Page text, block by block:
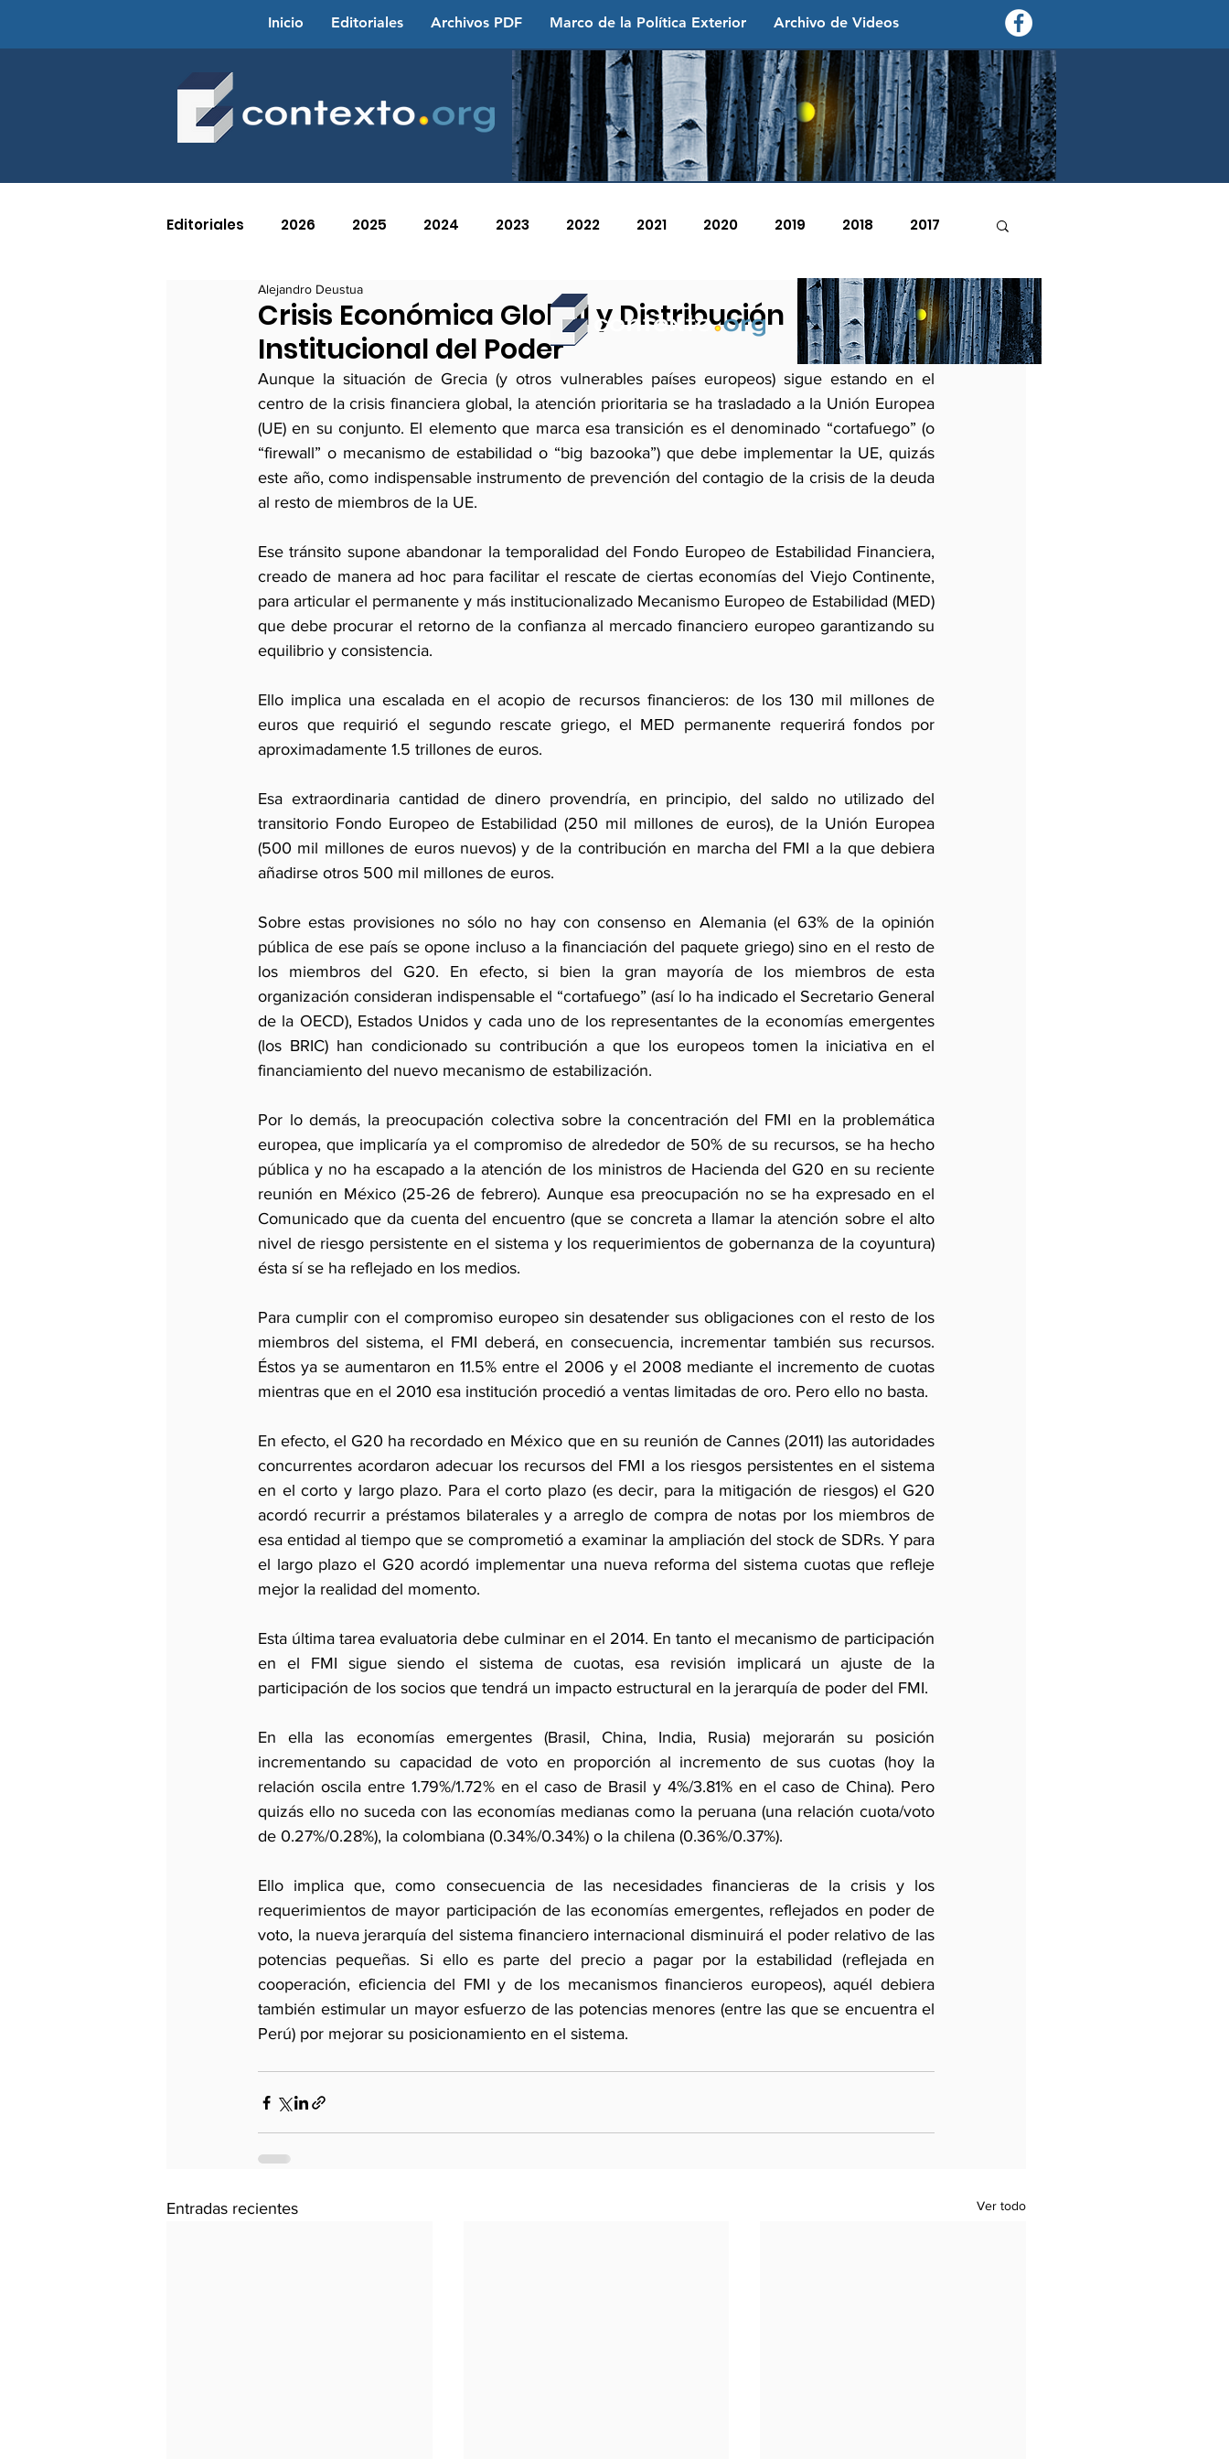
Inicio Editoriales Archivos PDF Marco de la Política Exterior Archivo de Videos
contexto - politica exterior
Editoriales 2026 2025 2024 2023 2022 2021 2020 2019 2018 2017
2015 2014 2013 2011 2008 2007 2006
2003
Crisis Económica Global y Distribución
Institucional del Poder
Alejandro Deustua
Aunque la situación de Grecia (y otros vulnerables países europeos) sigue estando en el
centro de la crisis financiera global, la atención prioritaria se ha trasladado a la Unión Europea
(UE) en su conjunto. El elemento que marca esa transición es el denominado “cortafuego” (o
“firewall” o mecanismo de estabilidad o “big bazooka”) que debe implementar la UE, quizás
este año, como indispensable instrumento de prevención del contagio de la crisis de la deuda
al resto de miembros de la UE.
Ese tránsito supone abandonar la temporalidad del Fondo Europeo de Estabilidad Financiera,
creado de manera ad hoc para facilitar el rescate de ciertas economías del Viejo Continente,
para articular el permanente y más institucionalizado Mecanismo Europeo de Estabilidad (MED)
que debe procurar el retorno de la confianza al mercado financiero europeo garantizando su
equilibrio y consistencia.
Ello implica una escalada en el acopio de recursos financieros: de los 130 mil millones de
euros que requirió el segundo rescate griego, el MED permanente requerirá fondos por
aproximadamente 1.5 trillones de euros.
Esa extraordinaria cantidad de dinero provendría, en principio, del saldo no utilizado del
transitorio Fondo Europeo de Estabilidad (250 mil millones de euros), de la Unión Europea
(500 mil millones de euros nuevos) y de la contribución en marcha del FMI a la que debiera
añadirse otros 500 mil millones de euros.
Sobre estas provisiones no sólo no hay con consenso en Alemania (el 63% de la opinión
pública de ese país se opone incluso a la financiación del paquete griego) sino en el resto de
los miembros del G20. En efecto, si bien la gran mayoría de los miembros de esta
organización consideran indispensable el “cortafuego” (así lo ha indicado el Secretario General
de la OECD), Estados Unidos y cada uno de los representantes de la economías emergentes
(los BRIC) han condicionado su contribución a que los europeos tomen la iniciativa en el
financiamiento del nuevo mecanismo de estabilización.
Por lo demás, la preocupación colectiva sobre la concentración del FMI en la problemática
europea, que implicaría ya el compromiso de alrededor de 50% de su recursos, se ha hecho
pública y no ha escapado a la atención de los ministros de Hacienda del G20 en su reciente
reunión en México (25-26 de febrero). Aunque esa preocupación no se ha expresado en el
Comunicado que da cuenta del encuentro (que se concreta a llamar la atención sobre el alto
nivel de riesgo persistente en el sistema y los requerimientos de gobernanza de la coyuntura)
ésta sí se ha reflejado en los medios.
Para cumplir con el compromiso europeo sin desatender sus obligaciones con el resto de los
miembros del sistema, el FMI deberá, en consecuencia, incrementar también sus recursos.
Éstos ya se aumentaron en 11.5% entre el 2006 y el 2008 mediante el incremento de cuotas
mientras que en el 2010 esa institución procedió a ventas limitadas de oro. Pero ello no basta.
En efecto, el G20 ha recordado en México que en su reunión de Cannes (2011) las autoridades
concurrentes acordaron adecuar los recursos del FMI a los riesgos persistentes en el sistema
en el corto y largo plazo. Para el corto plazo (es decir, para la mitigación de riesgos) el G20
acordó recurrir a préstamos bilaterales y a arreglo de compra de notas por los miembros de
esa entidad al tiempo que se comprometió a examinar la ampliación del stock de SDRs. Y para
el largo plazo el G20 acordó implementar una nueva reforma del sistema cuotas que refleje
mejor la realidad del momento.
Esta última tarea evaluatoria debe culminar en el 2014. En tanto el mecanismo de participación
en el FMI sigue siendo el sistema de cuotas, esa revisión implicará un ajuste de la
participación de los socios que tendrá un impacto estructural en la jerarquía de poder del FMI.
En ella las economías emergentes (Brasil, China, India, Rusia) mejorarán su posición
incrementando su capacidad de voto en proporción al incremento de sus cuotas (hoy la
relación oscila entre 1.79%/1.72% en el caso de Brasil y 4%/3.81% en el caso de China). Pero
quizás ello no suceda con las economías medianas como la peruana (una relación cuota/voto
de 0.27%/0.28%), la colombiana (0.34%/0.34%) o la chilena (0.36%/0.37%).
Ello implica que, como consecuencia de las necesidades financieras de la crisis y los
requerimientos de mayor participación de las economías emergentes, reflejados en poder de
voto, la nueva jerarquía del sistema financiero internacional disminuirá el poder relativo de las
potencias pequeñas. Si ello es parte del precio a pagar por la estabilidad (reflejada en
cooperación, eficiencia del FMI y de los mecanismos financieros europeos), aquél debiera
también estimular un mayor esfuerzo de las potencias menores (entre las que se encuentra el
Perú) por mejorar su posicionamiento en el sistema.
Entradas recientes Ver todo